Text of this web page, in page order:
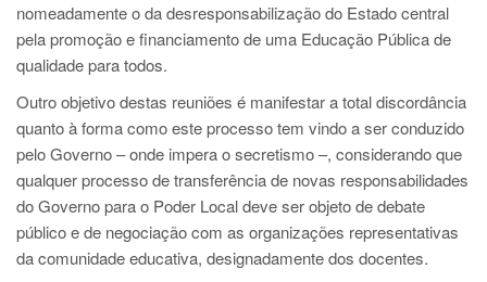
nomeadamente o da desresponsabilização do Estado central
pela promoção e financiamento de uma Educação Pública de
qualidade para todos.
Outro objetivo destas reuniões é manifestar a total discordância
quanto à forma como este processo tem vindo a ser conduzido
pelo Governo – onde impera o secretismo –, considerando que
qualquer processo de transferência de novas responsabilidades
do Governo para o Poder Local deve ser objeto de debate
público e de negociação com as organizações representativas
da comunidade educativa, designadamente dos docentes.